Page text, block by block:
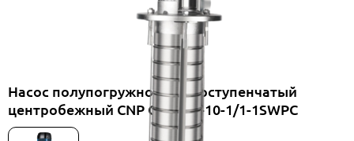
Насос полупогружной многоступенчатый
центробежный CNP CDLK32-10-1/1-1SWPC